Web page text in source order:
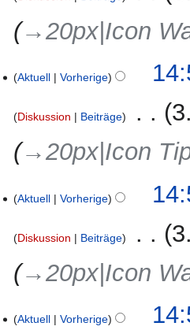
g →‎20px|Icon
Aktuell Vorherige
Diskussion Beiträge
→‎20px|Icon
Aktuell Vorherige
Diskussion Beiträge
→‎20px|Icon
Aktuell Vorherige